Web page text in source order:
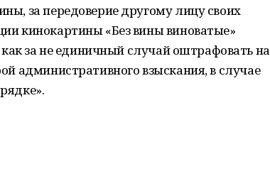
за передоверие другому лицу своих
кинокартины «Без вины виноватые»
за не единичный случай оштрафовать на
административного взыскания, в случае